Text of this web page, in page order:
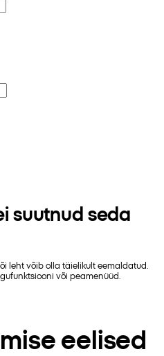
suutnud seda
leht võib olla täielikult eemaldatud.
või peamenüüd.
eelised